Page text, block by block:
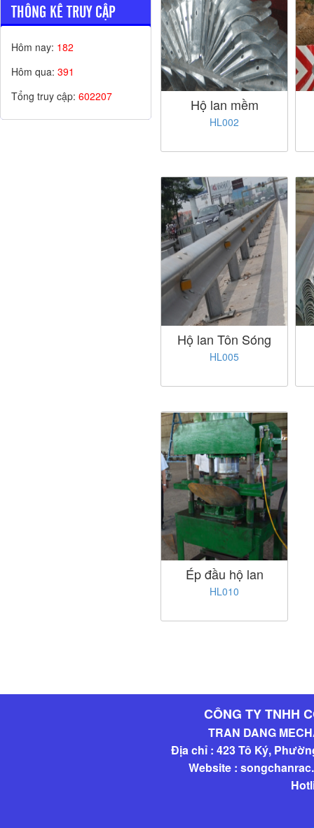
Hộ lan mềm
HL002
Hộ lan Tôn Sóng
HL005
Ép đầu hộ lan
HL010
THÔNG KÊ TRUY CẬP
Hôm nay: 182
Hôm qua: 391
Tổng truy cập: 602207
CÔNG TY TNHH
TRAN DANG
Địa chỉ : 423 Tô Ký,
Website :